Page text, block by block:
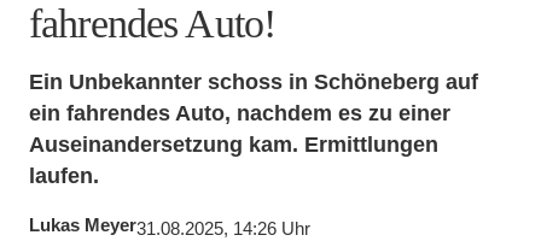
fahrendes Auto!
Ein Unbekannter schoss in Schöneberg auf
ein fahrendes Auto, nachdem es zu einer
Auseinandersetzung kam. Ermittlungen
laufen.
Lukas Meyer31.08.2025, 14:26 Uhr